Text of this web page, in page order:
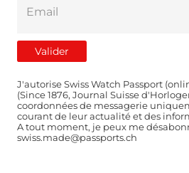
J'autorise Swiss Watch Passport
(Since 1876, Journal Suisse
coordonnées de messagerie
courant de leur actualité et des
A tout moment, je peux me
swiss.made@passports.ch